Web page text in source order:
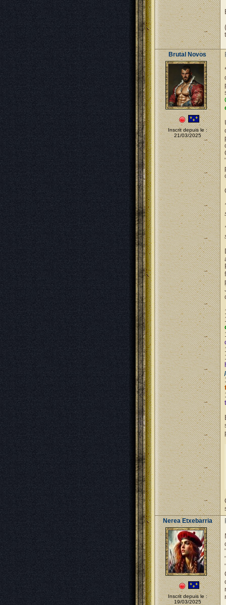
Brutal Novos
Inscrit depuis le :
21/03/2025
Nerea Etxebarria
Inscrit depuis le :
19/03/2025